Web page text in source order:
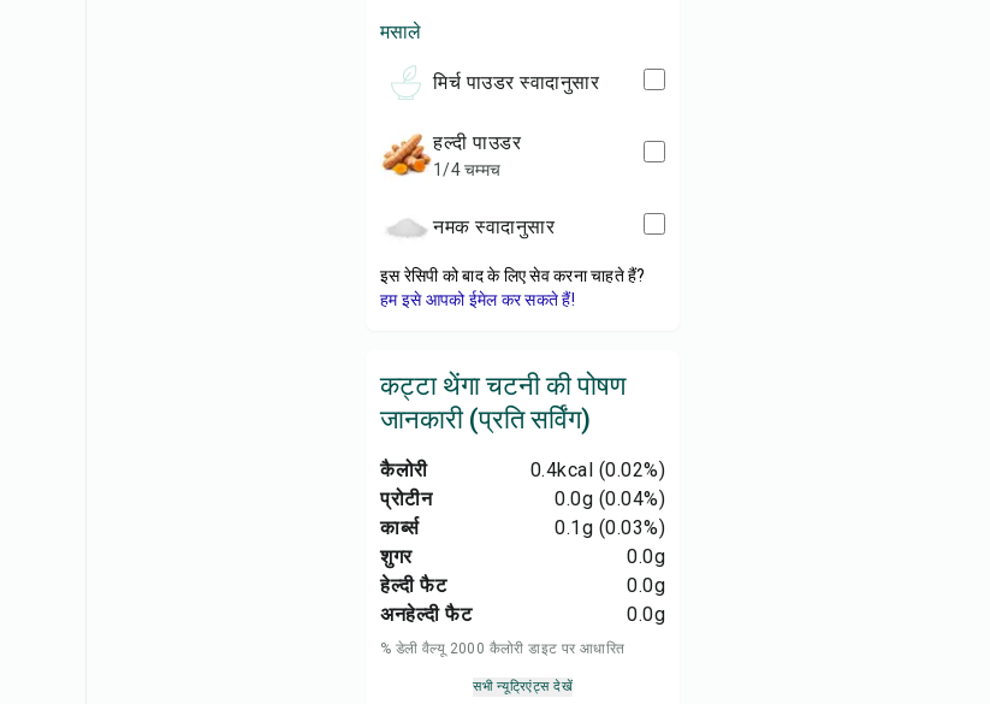
मसाले
मिर्च पाउडर स्वादानुसार
हल्दी पाउडर
1/4 चम्मच
नमक स्वादानुसार
इस रेसिपी को बाद के लिए सेव करना चाहते हैं?
हम इसे आपको ईमेल कर सकते हैं!
कट्टा थेंगा चटनी की पोषण
जानकारी (प्रति सर्विंग)
कैलोरी 0.4kcal (0.02%)
प्रोटीन
0.0g (0.04%)
कार्ब्स
0.1g (0.03%)
शुगर
0.0g
हेल्दी फैट
0.0g
अनहेल्दी फैट
0.0g
% डेली वैल्यू 2000 कैलोरी डाइट पर आधारित
सभी न्यूट्रिएंट्स देखें